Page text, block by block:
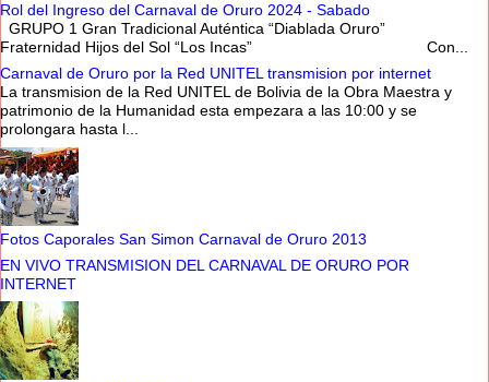
Rol del Ingreso del Carnaval de Oruro 2024 - Sabado
GRUPO 1 Gran Tradicional Auténtica “Diablada Oruro”
Fraternidad Hijos del Sol “Los Incas” Con...
Carnaval de Oruro por la Red UNITEL transmision por internet
La transmision de la Red UNITEL de Bolivia de la Obra Maestra y
patrimonio de la Humanidad esta empezara a las 10:00 y se
prolongara hasta l...
Fotos Caporales San Simon Carnaval de Oruro 2013
EN VIVO TRANSMISION DEL CARNAVAL DE ORURO POR
INTERNET